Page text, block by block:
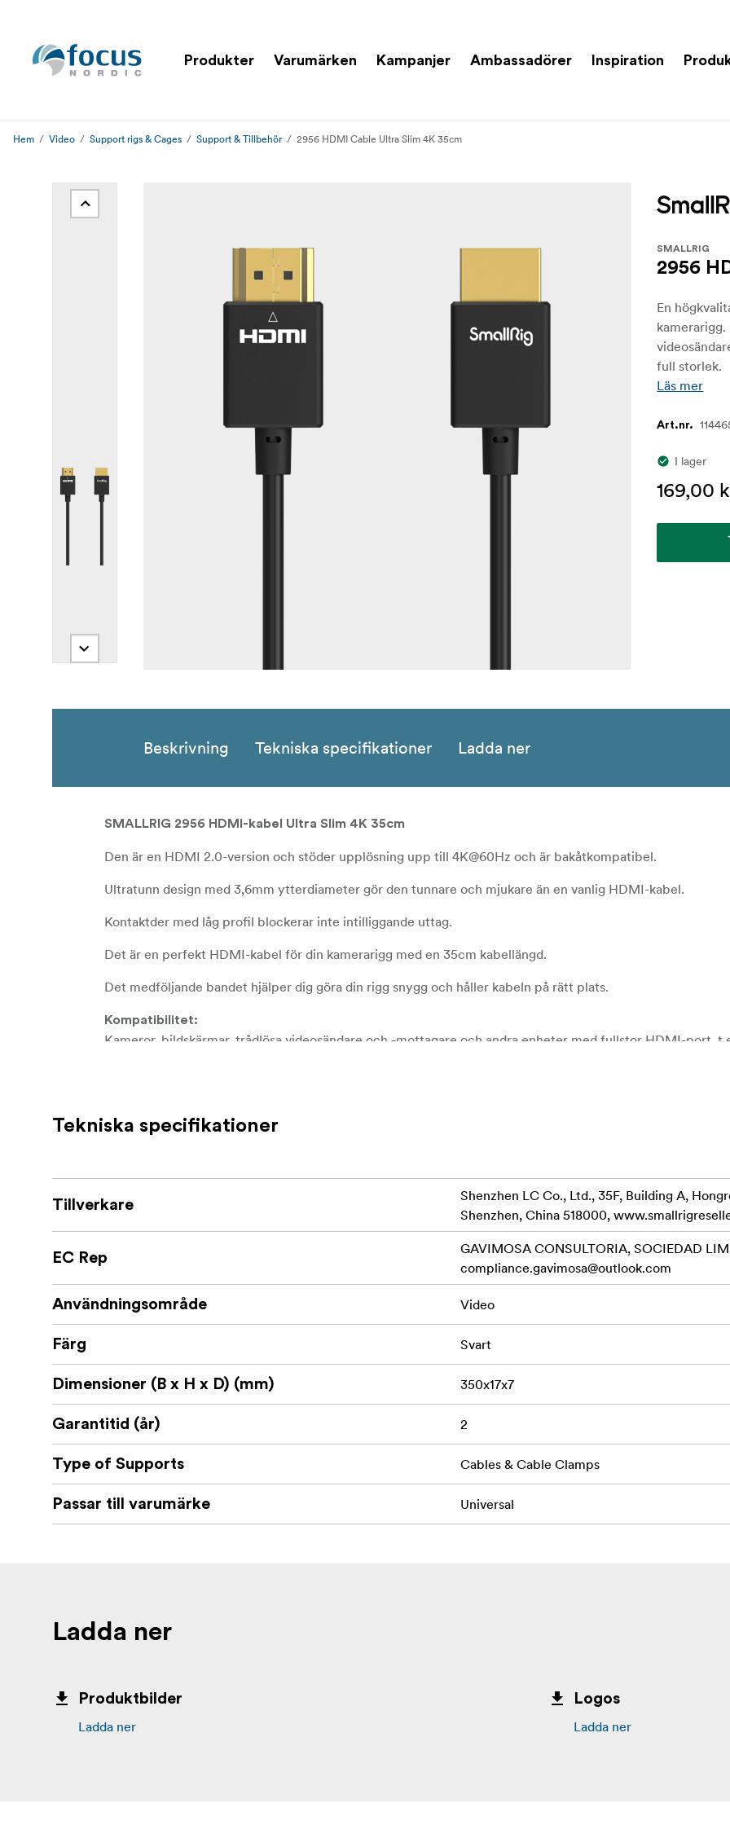
Produkter Varumärken Kampanjer Ambassadörer Inspiration
Hem Video Support rigs & Cages Support & Tillbehör 2956 HDMI Cable Ultra Slim 4K 35cm
SMALLRIG
2956
En
full storlek.
Läs mer
Art.nr.
I lager
169,00
Beskrivning Tekniska specifikationer Ladda ner
SMALLRIG 2956 HDMI-kabel Ultra Slim 4K 35cm
Den är en HDMI 2.0-version och stöder upplösning upp till 4K@60Hz och är bakåtkompatibel.
Ultratunn design med 3,6mm ytterdiameter gör den tunnare och mjukare än en vanlig HDMI-kabel.
Kontaktder med låg profil blockerar inte intilliggande uttag.
Det är en perfekt HDMI-kabel för din kamerarigg med en 35cm kabellängd.
Det medföljande bandet hjälper dig göra din rigg snygg och håller kabeln på rätt plats.
Kompatibilitet:
Kameror, bildskärmar, trådlösa videosändare och -mottagare och andra enheter med fullstor HDMI-port,
1 x Buntband
Tekniska specifikationer
Tillverkare
Shenzhen LC Co., Ltd., 35F, Building A,
Shenzhen, China 518000,
EC Rep
GAVIMOSA CONSULTORIA, SOCIEDAD
compliance.gavimosa@outlook.com
Användningsområde Video
Färg Svart
Dimensioner (B x H x D) (mm) 350x17x7
Garantitid (år) 2
Type of Supports Cables & Cable Clamps
Passar till varumärke Universal
Ladda ner
Produktbilder
Ladda ner
Logos
Ladda ner